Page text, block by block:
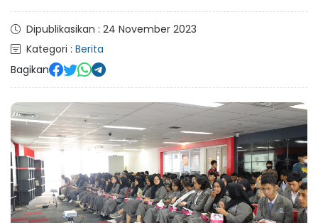
Dipublikasikan : 24 November 2023
Kategori : Berita
Bagikan